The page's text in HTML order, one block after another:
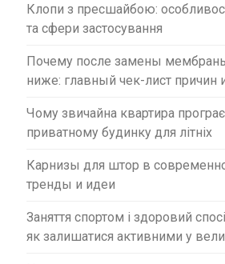
Клопи з пресшайбою:
та сфери застосування
Почему после замены
ниже: главный чек-лист причин
Чому звичайна квартира
приватному будинку для літніх
Карнизы для штор в
тренды и идеи
Заняття спортом і здоровий
як залишатися активними у